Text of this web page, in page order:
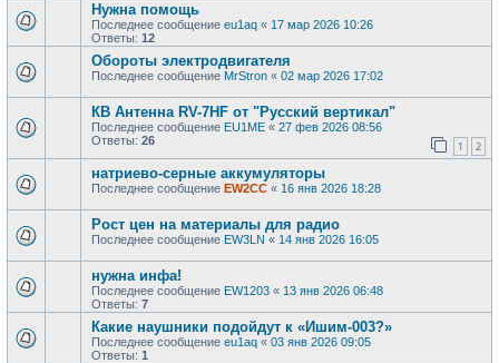
Нужна помощь
Последнее сообщение eu1aq « 17 мар 2026 10:26
Ответы: 12
Обороты электродвигателя
Последнее сообщение MrStron « 02 мар 2026 17:02
КВ Антенна RV-7HF от "Русский вертикал"
Последнее сообщение EU1ME « 27 фев 2026 08:56
Ответы: 26 1 2
натриево-серные аккумуляторы
Последнее сообщение EW2CC « 16 янв 2026 18:28
Рост цен на материалы для радио
Последнее сообщение EW3LN « 14 янв 2026 16:05
нужна инфа!
Последнее сообщение EW1203 « 13 янв 2026 06:48
Ответы: 7
Какие наушники подойдут к «Ишим-003?»
Последнее сообщение eu1aq « 03 янв 2026 09:05
Ответы: 1